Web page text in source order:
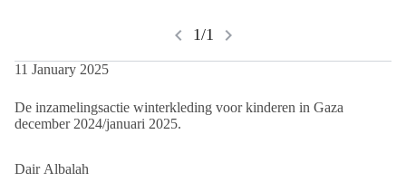
chevron_left 1/1 chevron_right
11 January 2025
De inzamelingsactie winterkleding voor kinderen in Gaza
december 2024/januari 2025.
Dair Albalah